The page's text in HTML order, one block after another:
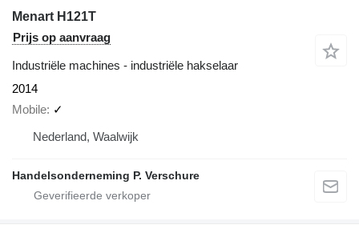
Menart H121T
Prijs op aanvraag
Industriële machines - industriële hakselaar
2014
Mobile ✓
Nederland, Waalwijk
Handelsonderneming P. Verschure